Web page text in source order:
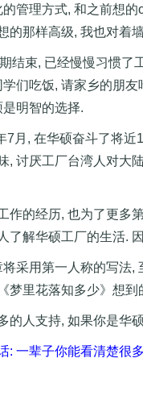
的管理方式, 和之前想
的那样高级, 我也对着
结束, 已经慢慢习惯了
们吃饭, 请家乡的朋
明智的选择.
7月, 在华硕奋斗了将近
, 讨厌工厂台湾人对大
作的经历, 也为了更多
了解华硕工厂的生活.
采用第一人称的写法,
梦里花落知多少》想到
的人支持, 如果你是华
: 一辈子你能看清楚很